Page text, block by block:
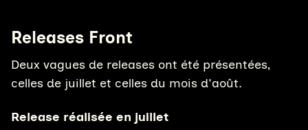
Releases Front
Deux vagues de releases ont été présentées,
celles de juillet et celles du mois d'août.
Release réalisée en juillet